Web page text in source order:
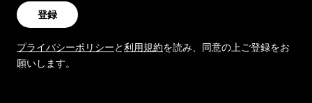
登録
プライバシーポリシーと利用規約を読み、同意の上ご登録をお
願いします。